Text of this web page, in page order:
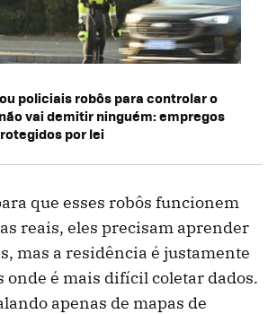
policiais robôs para controlar o
vai demitir ninguém: empregos
por lei
que esses robôs funcionem
reais, eles precisam aprender
mas a residência é justamente
onde é mais difícil coletar dados.
apenas de mapas de